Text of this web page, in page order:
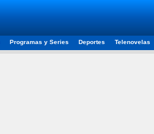
Programas y Series Deportes Telenovelas